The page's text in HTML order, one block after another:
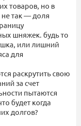
товаров, но в
так — доля
шняжек. будь то
или лишний
для
раскрутить свою
за счет
пытаются
будет когда
долгов?